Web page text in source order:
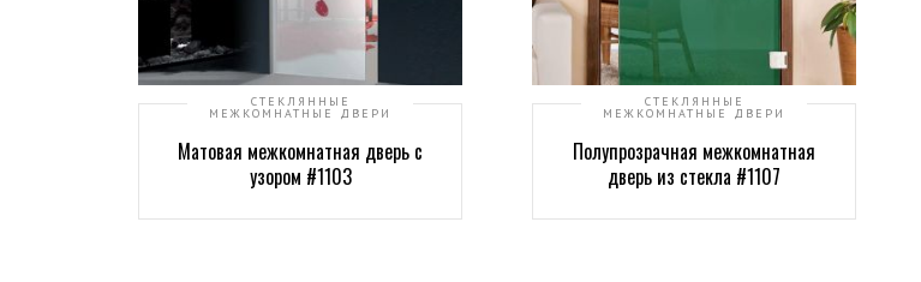
СТЕКЛЯННЫЕ
МЕЖКОМНАТНЫЕ ДВЕРИ
Матовая межкомнатная дверь с
узором #1103
СТЕКЛЯННЫЕ
МЕЖКОМНАТНЫЕ ДВЕРИ
Полупрозрачная межкомнатная
дверь из стекла #1107